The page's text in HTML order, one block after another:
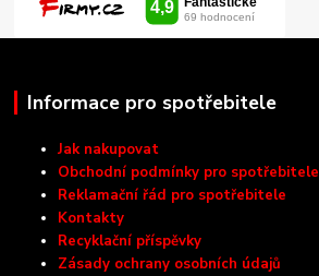
Informace pro spotřebitele
Jak nakupovat
Obchodní podmínky pro spotřebitele
Reklamační řád pro spotřebitele
Kontakty
Recyklační příspěvky
Zásady ochrany osobních údajů